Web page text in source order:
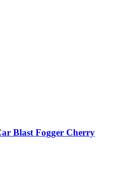
Blast Fogger Cherry